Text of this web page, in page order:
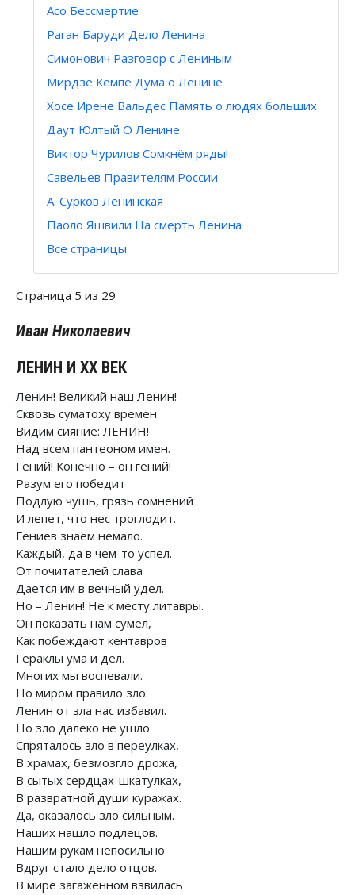
Aсо Бессмертие
Раган Баруди Дело Ленина
Симонович Разговор с Лениным
Мирдзе Кемпе Дума о Ленине
Хосе Ирене Вальдес Память о людях больших
Даут Юлтый О Ленине
Виктор Чурилов Сомкнём ряды!
Савельев Правителям России
А. Сурков Ленинская
Паоло Яшвили На смерть Ленина
Все страницы
Страница 5 из 29
Иван Николаевич
ЛЕНИН И ХХ ВЕК
Ленин! Великий наш Ленин!
Сквозь суматоху времен
Видим сияние: ЛЕНИН!
Над всем пантеоном имен.
Гений! Конечно – он гений!
Разум его победит
Подлую чушь, грязь сомнений
И лепет, что нес троглодит.
Гениев знаем немало.
Каждый, да в чем-то успел.
От почитателей слава
Дается им в вечный удел.
Но – Ленин! Не к месту литавры.
Он показать нам сумел,
Как побеждают кентавров
Гераклы ума и дел.
Многих мы воспевали.
Но миром правило зло.
Ленин от зла нас избавил.
Но зло далеко не ушло.
Спряталось зло в переулках,
В храмах, безмозгло дрожа,
В сытых сердцах-шкатулках,
В развратной души куражах.
Да, оказалось зло сильным.
Наших нашло подлецов.
Нашим рукам непосильно
Вдруг стало дело отцов.
В мире загаженном взвилась